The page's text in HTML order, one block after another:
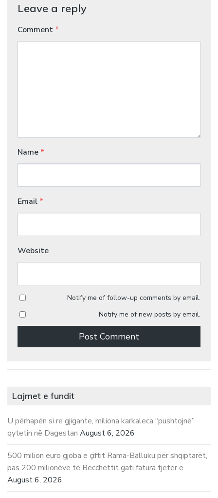
Leave a reply
Comment *
Name *
Email *
Website
Notify me of follow-up comments by email.
Notify me of new posts by email.
Lajmet e fundit
U përhapën si re gjigante, miliona karkaleca “pushtojnë”
qytetin në Dagestan August 6, 2026
500 milion euro gjoba e çiftit Rama-Balluku për shqiptarët,
pas 200 milionëve të Becchettit gati fatura tjetër e…
August 6, 2026